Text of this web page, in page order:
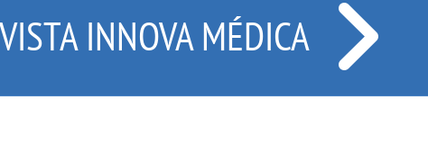
INNOVA MÉDICA